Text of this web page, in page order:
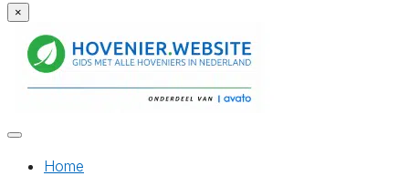
×
Home